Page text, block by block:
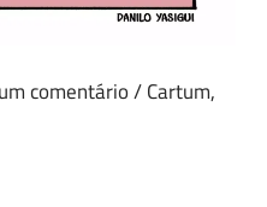
comentário/Cartum,